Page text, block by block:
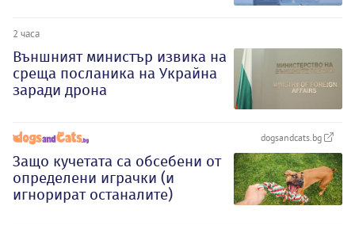
2 часа
Външният министър извика на
среща посланика на Украйна
заради дрона
dogsandcats.bg
Защо кучетата са обсебени от
определени играчки (и
игнорират останалите)